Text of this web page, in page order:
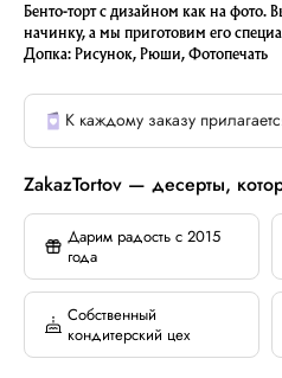
Бенто-торт с дизайном как на фото.
начинку, а мы приготовим его
Допка: Рисунок, Рюши, Фотопечать
К каждому заказу
ZakazTortov — десерты,
Дарим радость с 2015
года
Собственный
кондитерский цех